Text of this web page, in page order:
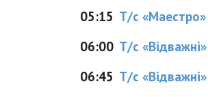
05:15 Т/с «Маестро»
06:00 Т/с «Відважні»
06:45 Т/с «Відважні»